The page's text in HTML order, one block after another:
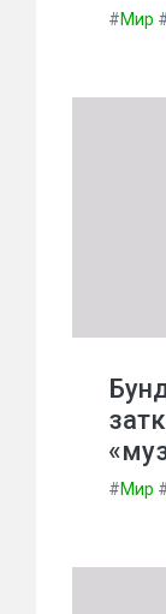
#Мир
#Мир